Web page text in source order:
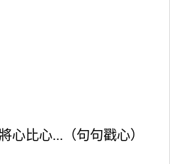
心比心...（句句戳心）